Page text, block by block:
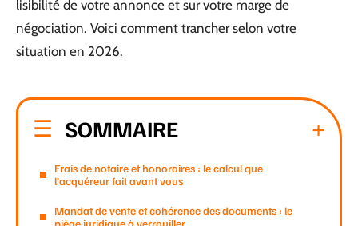
lisibilité de votre annonce et sur votre marge de
négociation. Voici comment trancher selon votre
situation en 2026.
SOMMAIRE
Frais de notaire et honoraires : le calcul que
l’acquéreur fait avant vous
Mandat de vente et cohérence des documents : le
piège juridique à verrouiller